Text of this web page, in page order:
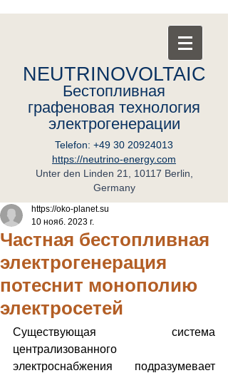
NEUTRINOVOLTAIC
Бестопливная
графеновая технология
электрогенерации
Telefon: +49 30 20924013
https://neutrino-energy.com
Unter den Linden 21, 10117 Berlin,
Germany
Частная бестопливная
электрогенерация
потеснит монополию
электросетей
https://oko-planet.su
10 нояб. 2023 г.
Существующая система
централизованного
электроснабжения подразумевает